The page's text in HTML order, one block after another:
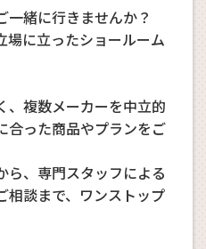
一緒に行きませんか？
場に立ったショールーム
、複数メーカーを中立的
合った商品やプランをご
ら、専門スタッフによる
相談まで、ワンストップ